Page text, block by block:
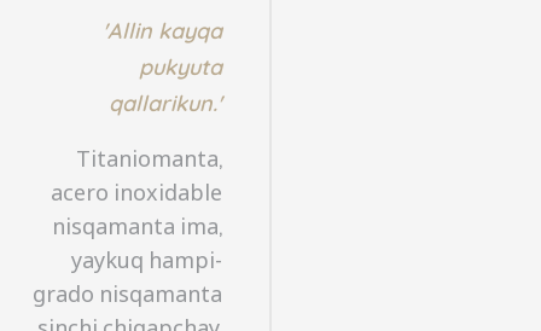
'Allin kayqa
pukyuta
qallarikun.'
Titaniomanta,
acero inoxidable
nisqamanta ima,
yaykuq hampi-
grado nisqamanta